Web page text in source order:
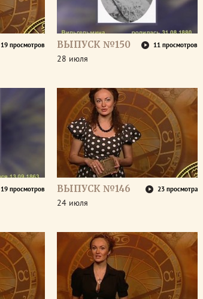
19 просмотров ВЫПУСК №150 11 просмотров
28 июля
19 просмотров ВЫПУСК №146 23 просмотра
24 июля